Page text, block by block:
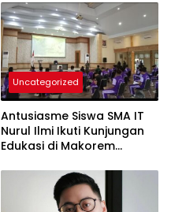
Uncategorized
Antusiasme Siswa SMA IT
Nurul Ilmi Ikuti Kunjungan
Edukasi di Makorem